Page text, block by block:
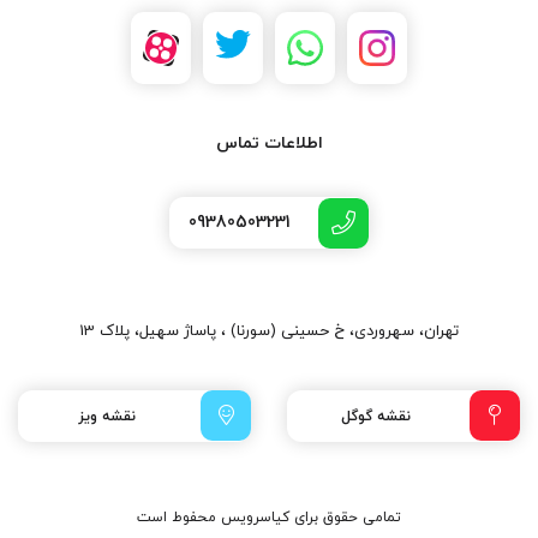
تری برای خودروی سراتو به شمار می روند. می توان این نمونه از شمع
ها را از فروشگاه های معتبر اینترنتی و آنلاین خریداری کرد. از نمونه
تردید از میان این دو نوع شمع سراتو سایپا، بهترین انتخاب شمع اصلی
آن توجه شود. شما می توانید با کارشناسان ما ارتباط برقرار کرده و پیش
از اقدام به خرید این محصول، از ایشان مشاوره دریافت کنید. شما
رایگان دریافت نمایید. در صورت نیاز به خدمات و تعمیرات کیا و
شوید
اطلاعات تماس
09380503231
تهران، سهروردی، خ حسینی (سورنا) ، پاساژ سهیل، پلاک 13
نقشه گوگل نقشه ویز
تمامی حقوق برای کیاسرویس محفوط است